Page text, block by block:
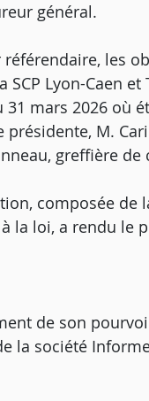
général.
les
Lyon-Caen
mars 2026 où
M.
greffière de
composée
la loi, a rendu le
de son
la société